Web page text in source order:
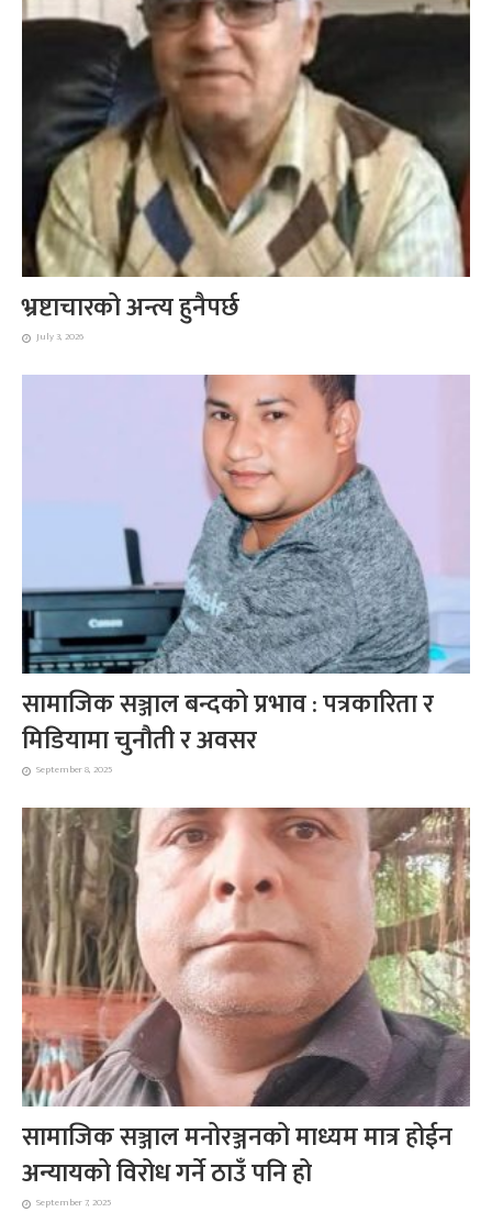
भ्रष्टाचारको अन्त्य हुनैपर्छ
July 3, 2026
सामाजिक सञ्जाल बन्दको प्रभाव : पत्रकारिता र
मिडियामा चुनौती र अवसर
September 8, 2025
सामाजिक सञ्जाल मनोरञ्जनको माध्यम मात्र होईन
अन्यायको विरोध गर्ने ठाउँ पनि हो
September 7, 2025